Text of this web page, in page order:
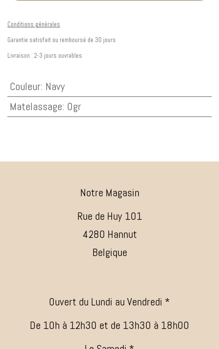
Conditions générales
Garantie satisfait ou remboursé de 30 jours
Livraison : 2-3 jours ouvrables
Couleur: Navy
Matelassage: 0gr
Notre Magasin
Rue de Huy 101
4280 Hannut
Belgique
Ouvert du Lundi au Vendredi *
De 10h à 12h30 et de 13h30 à 18h00